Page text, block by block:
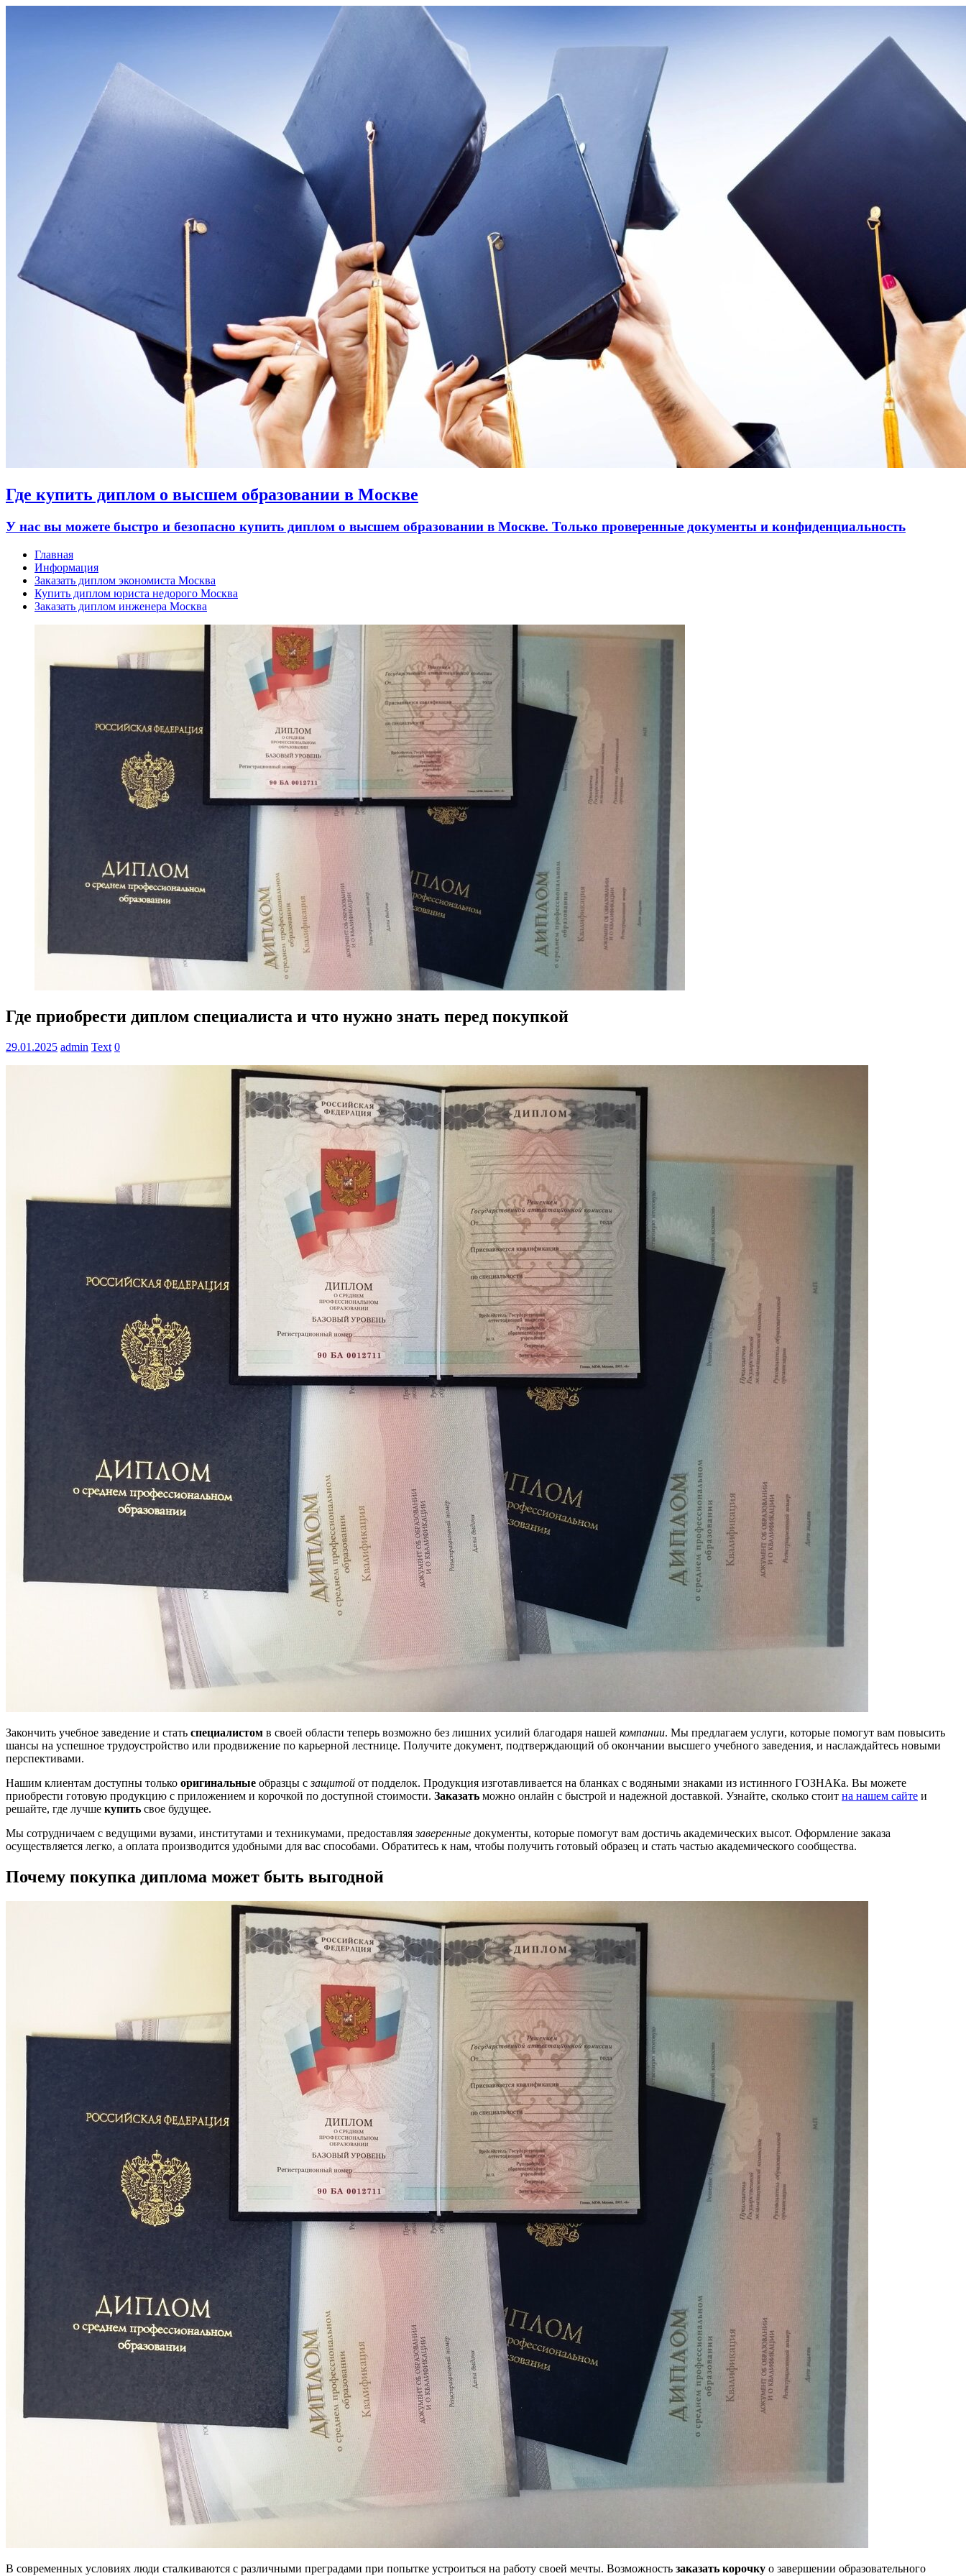
Где купить диплом о высшем образовании в Москве
У нас вы можете быстро и безопасно купить диплом о высшем образовании в Москве. Только проверенные документы и конфиденциальность
Главная
Информация
Заказать диплом экономиста Москва
Купить диплом юриста недорого Москва
Заказать диплом инженера Москва
Где приобрести диплом специалиста и что нужно знать перед покупкой
29.01.2025 admin Text 0
Закончить учебное заведение и стать специалистом в своей области теперь возможно без лишних усилий благодаря нашей компании. Мы предлагаем услуги, которые помогут вам повысить
шансы на успешное трудоустройство или продвижение по карьерной лестнице. Получите документ, подтверждающий об окончании высшего учебного заведения, и наслаждайтесь новыми
перспективами.
Нашим клиентам доступны только оригинальные образцы сзащитой от подделок. Продукция изготавливается на бланках с водяными знаками из истинного ГОЗНАКа. Вы можете
приобрести готовую продукцию с приложением и корочкой по доступной стоимости. Заказать можно онлайн с быстрой и надежной доставкой. Узнайте, сколько стоит на нашем сайте и
решайте, где лучше купить свое будущее.
Мы сотрудничаем с ведущими вузами, институтами и техникумами, предоставляязаверенные документы, которые помогут вам достичь академических высот. Оформление заказа
осуществляется легко, а оплата производится удобными для вас способами. Обратитесь к нам, чтобы получить готовый образец и стать частью академического сообщества.
Почему покупка диплома может быть выгодной
В современных условиях люди сталкиваются с различными преградами при попытке устроиться на работу своей мечты. Возможность заказать корочку о завершении образовательного